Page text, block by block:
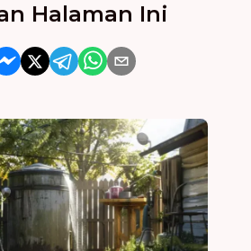
Halaman Ini